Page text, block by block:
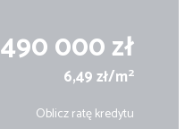
490 000 zł
6,49 zł/m2
Oblicz ratę kredytu